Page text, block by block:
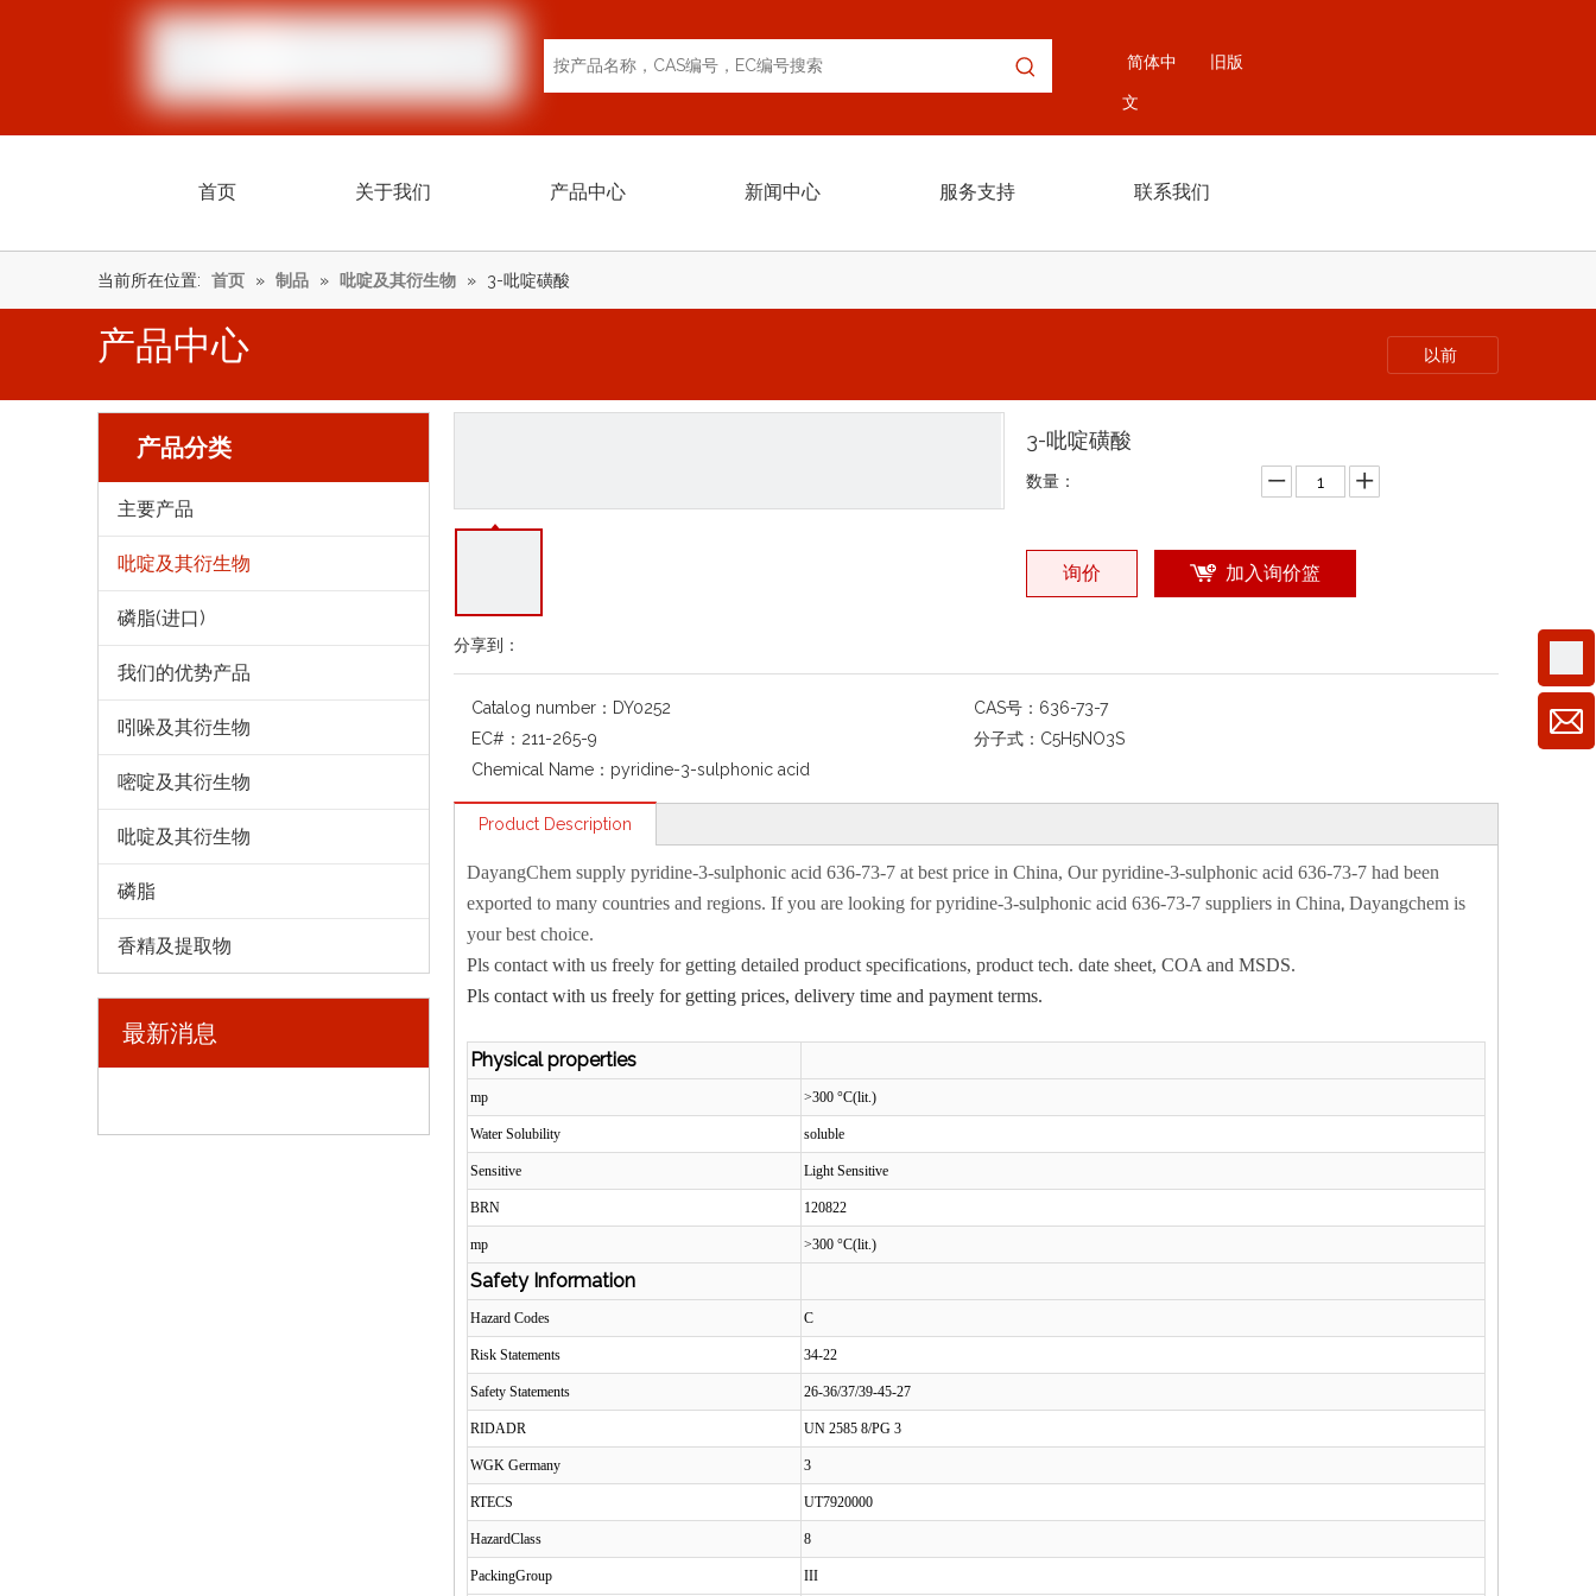
简体中
文
旧版
首页 关于我们 产品中心 新闻中心 服务支持 联系我们
当前所在位置: 首页 » 制品 » 吡啶及其衍生物 » 3-吡啶磺酸
产品中心 以前
产品分类
主要产品
吡啶及其衍生物
磷脂(进口)
我们的优势产品
吲哚及其衍生物
嘧啶及其衍生物
吡啶及其衍生物
磷脂
香精及提取物
最新消息
分享到：
3-吡啶磺酸
数量：
询价 加入询价篮
Catalog number： DY0252 CAS号： 636-73-7
EC#： 211-265-9 分子式： C5H5NO3S
Chemical Name： pyridine-3-sulphonic acid
Product Description
DayangChem supply pyridine-3-sulphonic acid 636-73-7 at best price in China, Ourpyridine-3-sulphonic acid 636-73-7 had been
exported to many countries and regions. If you are looking forpyridine-3-sulphonic acid 636-73-7 suppliers in China, Dayangchem is
your best choice.
Pls contact with us freely for getting detailed product specifications, product tech. date sheet, COA and MSDS.
Pls contact with us freely for getting prices, delivery time and payment terms.
Physical properties
mp >300 °C(lit.)
Water Solubility soluble
Sensitive Light Sensitive
BRN 120822
mp >300 °C(lit.)
Safety Information
Hazard Codes C
Risk Statements 34-22
Safety Statements 26-36/37/39-45-27
RIDADR UN 2585 8/PG 3
WGK Germany 3
RTECS UT7920000
HazardClass 8
PackingGroup III